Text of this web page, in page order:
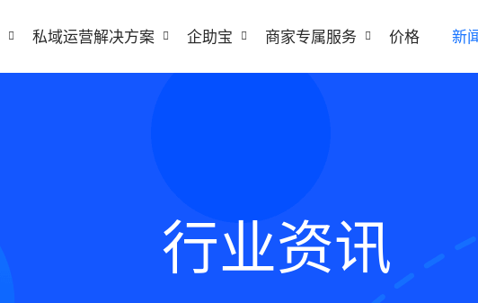
私域运营解决方案 企助宝 商家专属服务 价格 新
行业资讯